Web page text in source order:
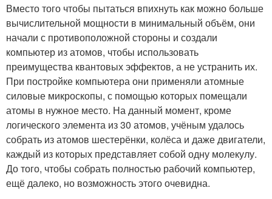
Вместо того чтобы пытаться впихнуть как можно больше
вычислительной мощности в минимальный объём, они
начали с противоположной стороны и создали
компьютер из атомов, чтобы использовать
преимущества квантовых эффектов, а не устранить их.
При постройке компьютера они применяли атомные
силовые микроскопы, с помощью которых помещали
атомы в нужное место. На данный момент, кроме
логического элемента из 30 атомов, учёным удалось
собрать из атомов шестерёнки, колёса и даже двигатели,
каждый из которых представляет собой одну молекулу.
До того, чтобы собрать полностью рабочий компьютер,
ещё далеко, но возможность этого очевидна.